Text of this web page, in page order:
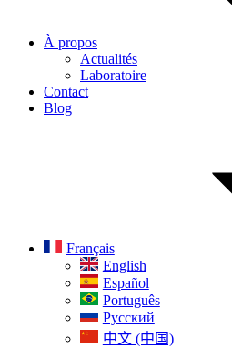
À propos
Actualités
Laboratoire
Contact
Blog
Français
English
Español
Português
Русский
中文 (中国)